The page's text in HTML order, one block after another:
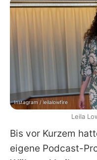
Bis vor Kurzem
eigene Podcast-
Instagram / leilalowfire
Leila